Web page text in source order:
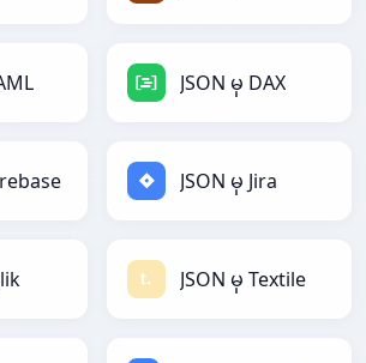
JSON မှ DAX
JSON မှ Jira
JSON မှ Textile